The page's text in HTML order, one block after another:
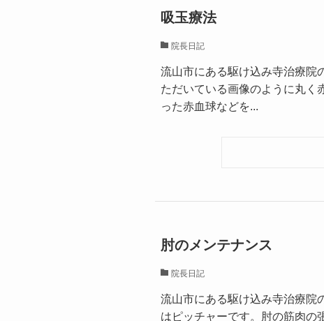
吸玉療法
院長日記
流山市にある駆け込み寺治療院
ただいている画像のように丸く
った赤血球などを...
肘のメンテナンス
院長日記
流山市にある駆け込み寺治療院
はピッチャーです。肘の筋肉の